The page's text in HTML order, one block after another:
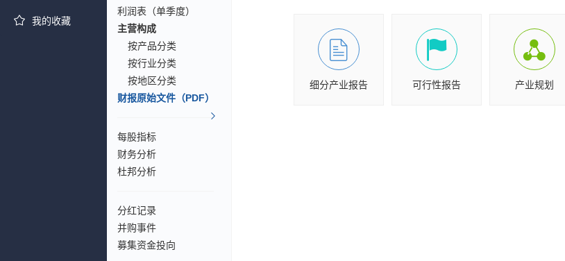
我的收藏
利润表（单季度）
主营构成
按产品分类
按行业分类
按地区分类
财报原始文件（PDF）
每股指标
财务分析
杜邦分析
分红记录
并购事件
募集资金投向
细分产业报告 可行性报告 产业规划